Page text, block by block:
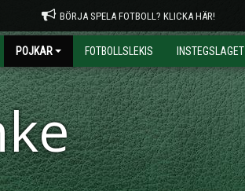
BÖRJA SPELA FOTBOLL? KLICKA HÄR!
POJKAR FOTBOLLSLEKIS INSTEGSLAGET